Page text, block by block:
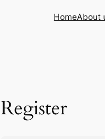
HomeAbout
Register